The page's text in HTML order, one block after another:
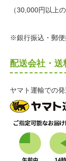
（30,000円以上
※銀行振込・郵便
配送会社・送
ヤマト運輸での発